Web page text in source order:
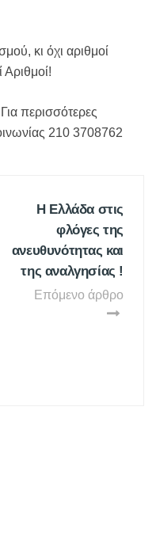
κι όχι αριθμοί
Αριθμοί!
περισσότερες
210 3708762
Η Ελλάδα στις
φλόγες της
ανευθυνότητας και
της αναλγησίας !
Επόμενο άρθρο